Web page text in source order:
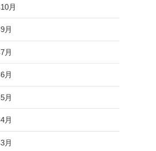
月
月
月
月
月
月
月